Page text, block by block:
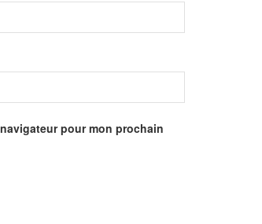
pour mon prochain